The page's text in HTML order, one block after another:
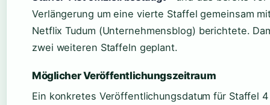
Verlängerung um eine vierte Staffel gemeinsam
Netflix Tudum (Unternehmensblog) berichtete.
zwei weiteren Staffeln geplant.
Möglicher Veröffentlichungszeitraum
Ein konkretes Veröffentlichungsdatum für Staffel